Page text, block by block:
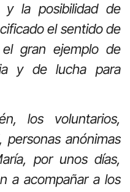
la posibilidad de
el sentido de
gran ejemplo de
y de lucha para
los voluntarios,
personas anónimas
por unos días,
a acompañar a los